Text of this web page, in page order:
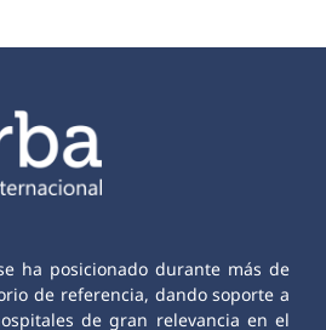
ha posicionado durante más de
de referencia, dando soporte a
de gran relevancia en el